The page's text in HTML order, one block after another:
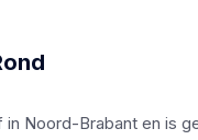
Noord-Brabant en is